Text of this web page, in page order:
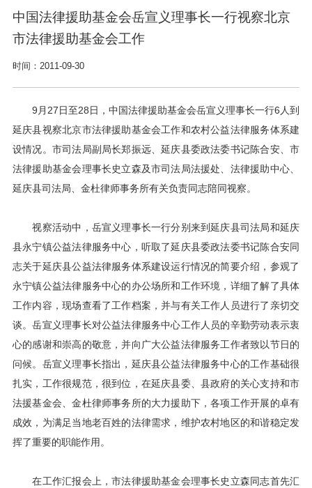
中国法律援助基金会岳宣义理事长一行视察北京
市法律援助基金会工作
时间：2011-09-30
9月27日至28日，中国法律援助基金会岳宣义理事长一行6人到
延庆县视察北京市法律援助基金会工作和农村公益法律服务体系建
设情况。市司法局副局长郑振远、延庆县委政法委书记陈合安、市
法律援助基金会理事长史立森及市司法局法援处、法律援助中心、
延庆县司法局、金杜律师事务所有关负责同志陪同视察。
视察活动中，岳宣义理事长一行分别来到延庆县司法局和延庆
县永宁镇公益法律服务中心，听取了延庆县委政法委书记陈合安同
志关于延庆县公益法律服务体系建设运行情况的简要介绍，参观了
永宁镇公益法律服务中心的办公场所和工作环境，详细了解了具体
工作内容，现场查看了工作档案，并与有关工作人员进行了亲切交
谈。岳宣义理事长对公益法律服务中心工作人员的辛勤劳动表示衷
心的感谢和崇高的敬意，并向广大公益法律服务工作者致以节日的
问候。岳宣义理事长指出，延庆县公益法律服务中心的工作基础很
扎实，工作很规范，很到位，在延庆县委、县政府的关心支持和市
法援基金会、金杜律师事务所的大力援助下，各项工作开展的卓有
成效，为满足当地老百姓的法律需求，维护农村地区的和谐稳定发
挥了重要的职能作用。
在工作汇报会上，市法律援助基金会理事长史立森同志首先汇